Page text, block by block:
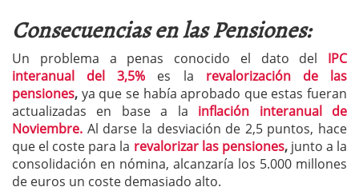
Consecuencias en las Pensiones:
Un problema a penas conocido el dato del IPC
interanual del 3,5% es la revalorización de las
pensiones, ya que se había aprobado que estas fueran
actualizadas en base a la inflación interanual de
Noviembre. Al darse la desviación de 2,5 puntos, hace
que el coste para la revalorizar las pensiones,junto a la
consolidación en nómina, alcanzaría los 5.000 millones
de euros un coste demasiado alto.